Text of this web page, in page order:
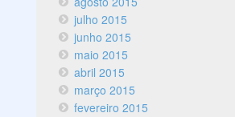
julho 2015
junho 2015
maio 2015
abril 2015
março 2015
fevereiro 2015